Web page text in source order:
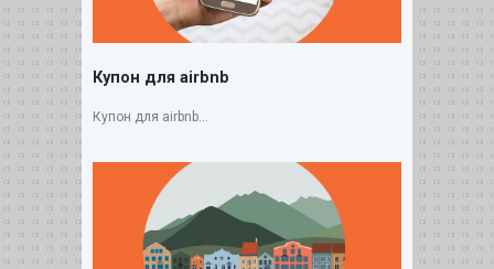
Купон для airbnb
Купон для airbnb...